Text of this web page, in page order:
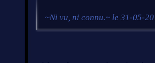
~Ni vu, ni connu.~ le 31-05-